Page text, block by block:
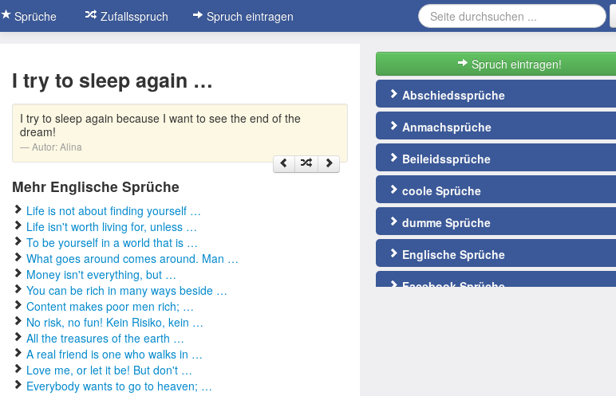
Sprüche Zufallsspruch Spruch eintragen
I try to sleep again …
I try to sleep again because I want to see the end of the
dream!
Autor:Alina
Mehr Englische Sprüche
Life is not about finding yourself …
Life isn't worth living for, unless …
To be yourself in a world that is …
What goes around comes around. Man …
Money isn't everything, but …
You can be rich in many ways beside …
Content makes poor men rich; …
No risk, no fun! Kein Risiko, kein …
All the treasures of the earth …
A real friend is one who walks in …
Love me, or let it be! But don't …
Everybody wants to go to heaven; …
Spruch eintragen!
Abschiedssprüche
Anmachsprüche
Beileidssprüche
coole Sprüche
dumme Sprüche
Englische Sprüche
Facebook Sprüche